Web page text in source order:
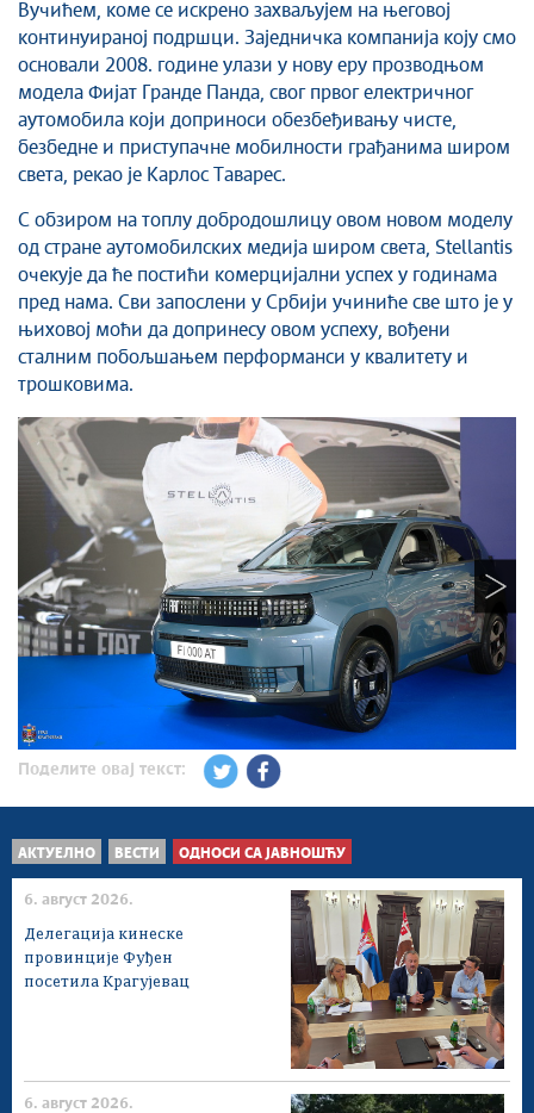
Вучићем, коме се искрено захваљујем на његовој
континуираној подршци. Заједничка компанија коју смо
основали 2008. године улази у нову еру прозводњом
модела Фијат Гранде Панда, свог првог електричног
аутомобила који доприноси обезбеђивању чисте,
безбедне и приступачне мобилности грађанима широм
света, рекао је Карлос Таварес.
С обзиром на топлу добродошлицу овом новом моделу
од стране аутомобилских медија широм света, Stellantis
очекује да ће постићи комерцијални успех у годинама
пред нама. Сви запослени у Србији учиниће све што је у
њиховој моћи да допринесу овом успеху, вођени
сталним побољшањем перформанси у квалитету и
трошковима.
Поделите овај текст:
АКТУЕЛНО ВЕСТИ ОДНОСИ СА ЈАВНОШЋУ
6. август 2026.
Делегација кинеске
провинције Фуђен
посетила Крагујевац
6. август 2026.